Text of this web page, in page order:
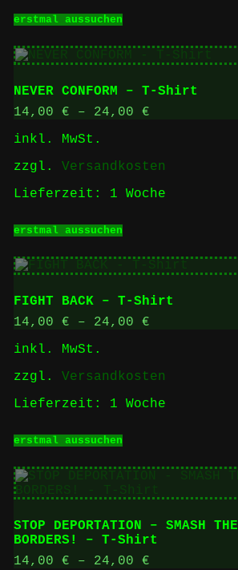
erstmal aussuchenProdukt
mehrere
Varianten
Die
Optionen
Produktseite
werden
NEVER CONFORM – T-Shirt
14,00 € – 24,00 €
inkl. MwSt.
zzgl. Versandkosten
Lieferzeit: 1 Woche
erstmal aussuchenProdukt
mehrere
Varianten
auf.
Die
Optionen
Produktseite
werden
FIGHT BACK – T-Shirt
14,00 € – 24,00 €
inkl. MwSt.
zzgl. Versandkosten
Lieferzeit: 1 Woche
erstmal aussuchenProdukt
mehrere
Varianten
auf.
Die
Optionen
können
auf
STOP DEPORTATION – SMASH THE
BORDERS! – T-Shirt
14,00 € – 24,00 €